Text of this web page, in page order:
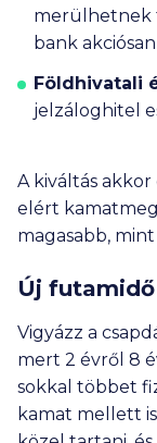
merülhetnek
bank
Földhivatali
jelzáloghitel
A kiváltás
elért
magasabb,
Új
Vigyázz a
mert 2 évről 8
sokkal többet
kamat mellett